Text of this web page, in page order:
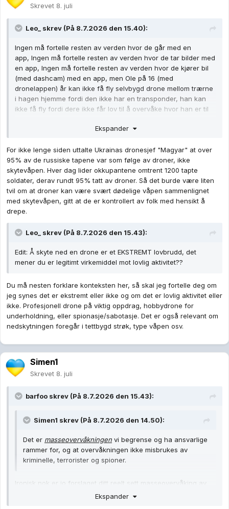
Skrevet 8. juli
Leo_ skrev (På 8.7.2026 den 15.40):
Ingen må fortelle resten av verden hvor de går med en
app, Ingen må fortelle resten av verden hvor de tar bilder med
en app, Ingen må fortelle resten av verden hvor de kjører bil
(med dashcam) med en app, men Ole på 16 (med
dronelappen) år kan ikke få fly selvbygd drone mellom trærne
i hagen hjemme fordi den ikke har en transponder, han kan
ikke få fly fordi dere ikke får lov til å overvåke hvor han er til
Vi HAR et fungerende regelverk, det er strengere regulert enn
sammenheng, men det skal reguleres strengere enn
skytevåpen??
Enda strengere regulering går kun utover de som bryr seg om
å følge reglene.
Ekspander
For ikke lenge siden uttalte Ukrainas dronesjef "Magyar" at over
95% av de russiske tapene var som følge av droner, ikke
skytevåpen. Hver dag lider okkupantene omtrent 1200 tapte
soldater, derav rundt 95% tatt av droner. Så det burde være liten
tvil om at droner kan være svært dødelige våpen sammenlignet
med skytevåpen, gitt at de er kontrollert av folk med hensikt å
drepe.
Leo_ skrev (På 8.7.2026 den 15.43):
Edit: Å skyte ned en drone er et EKSTREMT lovbrudd, det
mener du er legitimt virkemiddel mot lovlig aktivitet??
Du må nesten forklare konteksten her, så skal jeg fortelle deg om
jeg synes det er ekstremt eller ikke og om det er lovlig aktivitet eller
ikke. Profesjonell drone på viktig oppdrag, hobbydrone for
underholdning, eller spionasje/sabotasje. Det er også relevant om
nedskytningen foregår i tettbygd strøk, type våpen osv.
Simen1
Skrevet 8. juli
barfoo skrev (På 8.7.2026 den 15.43):
Simen1 skrev (På 8.7.2026 den 14.50):
Det er masseovervåkningen vi begrense og ha ansvarlige
rammer for, og at overvåkningen ikke misbrukes av
kriminelle, terrorister og spioner.
Ironisk nok er jo forslaget ditt reelt sett masseovervåking av
alle som vil fly drone; dei må registrere stad, identitet og
Ekspander